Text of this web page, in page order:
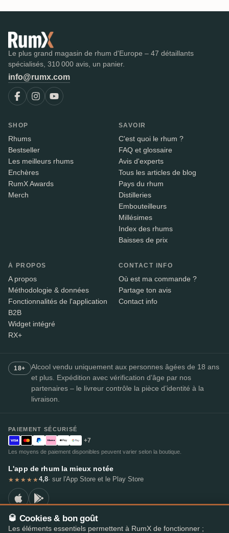
Le plus grand magasin de rhum d'Europe – 47 détaillants
spécialisés, 310 000 avis, un panier.
info@rumx.com
SHOP
Rhums
Bestseller
Les meilleurs rhums
Enchères
RumX Awards
Merch
SAVOIR
C'est quoi le rhum ?
FAQ et glossaire
Avis d'experts
Tous les articles de blog
Pays du rhum
Distilleries
Embouteilleurs
Millésimes
Index des rhums
Baisses de prix
À PROPOS
A propos
Méthodologie & données
Fonctionnalités de l'application
B2B
Widget intégré
RX+
CONTACT INFO
Où est ma commande ?
Partage ton avis
Contact info
18+
Alcool vendu uniquement aux personnes âgées de 18 ans
et plus. Expédition avec vérification d’âge par nos
partenaires – le livreur contrôle la pièce d’identité à la
livraison.
PAIEMENT SÉCURISÉ
+7
Les moyens de paiement disponibles peuvent varier selon la boutique.
L'app de rhum la mieux notée
★★★★★4,8· sur l'App Store et le Play Store
🥃 Cookies & bon goût
Les éléments essentiels permettent à RumX de fonctionner ;